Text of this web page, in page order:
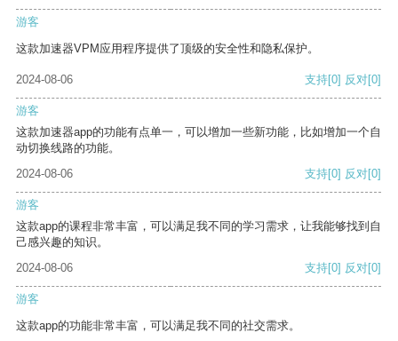
游客
这款加速器VPM应用程序提供了顶级的安全性和隐私保护。
2024-08-06 支持[0] 反对[0]
游客
这款加速器app的功能有点单一，可以增加一些新功能，比如增加一个自
动切换线路的功能。
2024-08-06
支持[0] 反对[0]
游客
这款app的课程非常丰富，可以满足我不同的学习需求，让我能够找到自
己感兴趣的知识。
2024-08-06
支持[0] 反对[0]
游客
这款app的功能非常丰富，可以满足我不同的社交需求。